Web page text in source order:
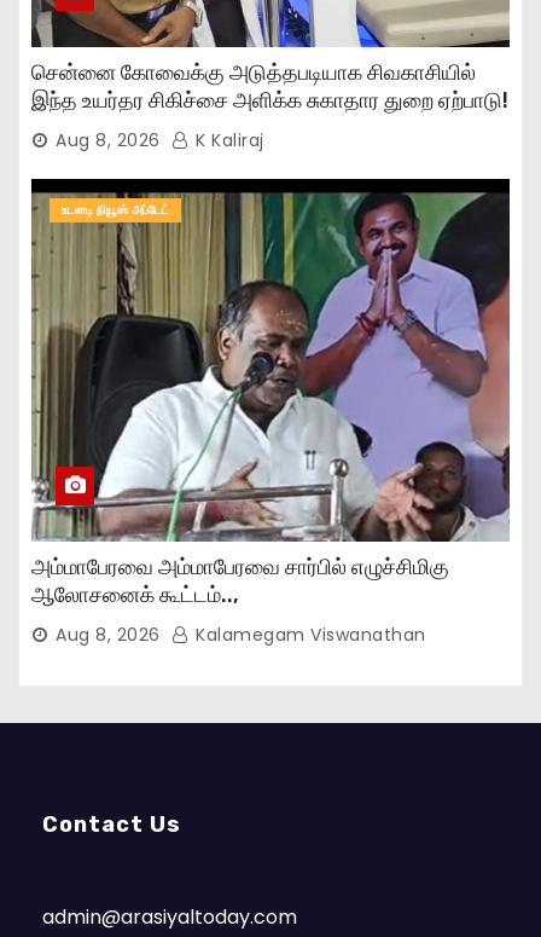
சென்னை கோவைக்கு அடுத்தபடியாக சிவகாசியில்
இந்த உயர்தர சிகிச்சை அளிக்க சுகாதார துறை ஏற்பாடு!
Aug 8, 2026 K Kaliraj
உடனடி நியூஸ் அப்டேட்
அம்மாபேரவை அம்மாபேரவை சார்பில் எழுச்சிமிகு
ஆலோசனைக் கூட்டம்..,
Aug 8, 2026 Kalamegam Viswanathan
Contact Us
admin@arasiyaltoday.com